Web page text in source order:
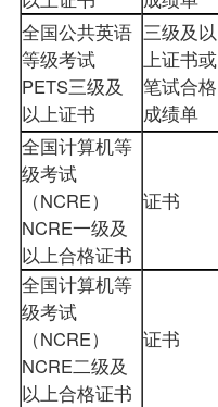
全国公共英语
等级考试
PETS三级及
以上证书
三级及以
上证书或
笔试合格
成绩单
全国计算机等
级考试
（NCRE）
NCRE一级及
以上合格证书
证书
全国计算机等
级考试
（NCRE）
NCRE二级及
以上合格证书
证书